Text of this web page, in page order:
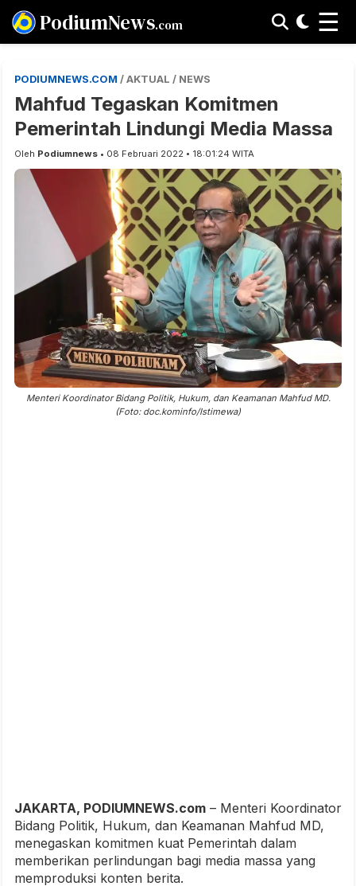
PodiumNews.com ☰
PODIUMNEWS.COM / AKTUAL / NEWS
Mahfud Tegaskan Komitmen
Pemerintah Lindungi Media Massa
Oleh Podiumnews • 08 Februari 2022 • 18:01:24 WITA
Menteri Koordinator Bidang Politik, Hukum, dan Keamanan Mahfud MD.
(Foto: doc.kominfo/Istimewa)
JAKARTA, PODIUMNEWS.com – Menteri Koordinator
Bidang Politik, Hukum, dan Keamanan Mahfud MD,
menegaskan komitmen kuat Pemerintah dalam
memberikan perlindungan bagi media massa yang
memproduksi konten berita.